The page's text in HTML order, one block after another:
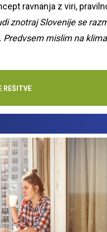
ravnanja z viri,
znotraj Slovenije se
Predvsem mislim na
REŠITVE